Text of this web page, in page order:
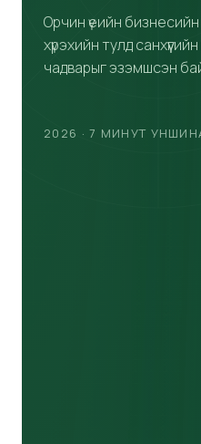
Орчин үеийн
хүрэхийн тулд
чадварыг эзэмшсэн
2026 · 7 МИНУТ